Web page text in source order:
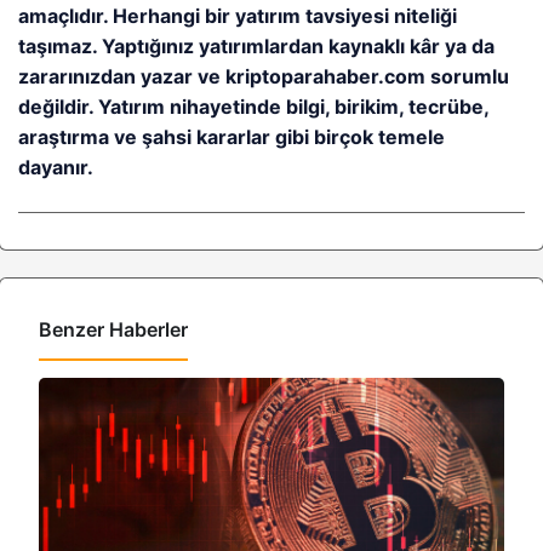
amaçlıdır. Herhangi bir yatırım tavsiyesi niteliği
taşımaz. Yaptığınız yatırımlardan kaynaklı kâr ya da
zararınızdan yazar ve kriptoparahaber.com sorumlu
değildir. Yatırım nihayetinde bilgi, birikim, tecrübe,
araştırma ve şahsi kararlar gibi birçok temele
dayanır.
Benzer Haberler